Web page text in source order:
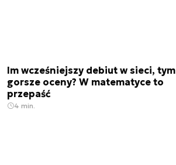
Im wcześniejszy debiut w sieci, tym
gorsze oceny? W matematyce to
przepaść
4 min.